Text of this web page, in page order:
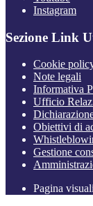
Instagram
Sezione Link
Cookie
Note legali
Informativa
Ufficio
Obiettivi di
Gestione
Pagina